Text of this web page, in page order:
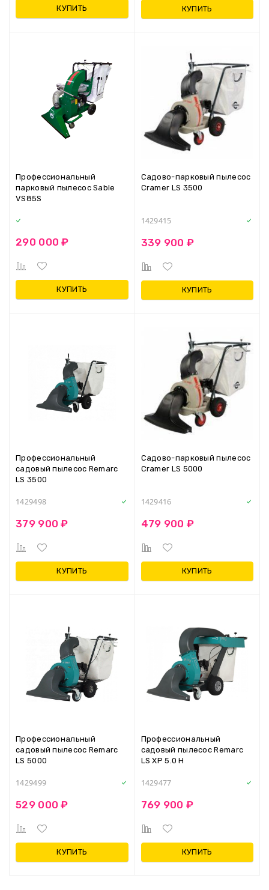
КУПИТЬ КУПИТЬ
Профессиональный
парковый пылесос Sable
VS85S
290 000 ₽
КУПИТЬ
Садово-парковый пылесос
Cramer LS 3500
1429415
339 900 ₽
КУПИТЬ
Профессиональный
садовый пылесос Remarc
LS 3500
1429498
379 900 ₽
КУПИТЬ
Садово-парковый пылесос
Cramer LS 5000
1429416
479 900 ₽
КУПИТЬ
Профессиональный
садовый пылесос Remarc
LS 5000
1429499
529 000 ₽
КУПИТЬ
Профессиональный
садовый пылесос Remarc
LS XP 5.0 H
1429477
769 900 ₽
КУПИТЬ